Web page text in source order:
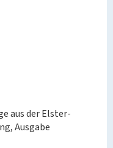
aus der Elster-
Ausgabe